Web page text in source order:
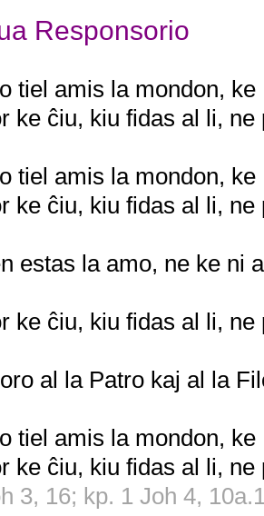
Responsorio
tiel amis la mondon,
ke ĉiu, kiu fidas al li,
tiel amis la mondon,
ke ĉiu, kiu fidas al li,
estas la amo, ne ke ni
ke ĉiu, kiu fidas al li,
al la Patro kaj al la
tiel amis la mondon,
ke ĉiu, kiu fidas al li,
3, 16; kp. 1 Joh 4,